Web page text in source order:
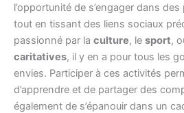
l’opportunité de s’engager dans
tout en tissant des liens sociaux
passionné par la culture, le sport,
caritatives, il y en a pour tous les
envies. Participer à ces activités
d’apprendre et de partager des
également de s’épanouir dans un